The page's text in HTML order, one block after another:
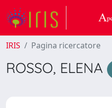
IRIS Pagina ricercatore
ROSSO, ELENA